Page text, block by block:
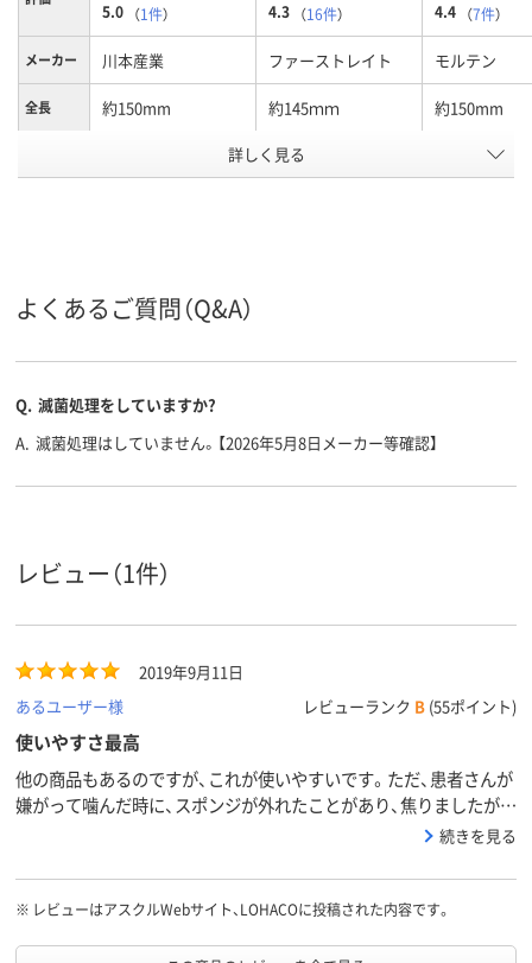
5.0 （1件） 4.3 （16件） 4.4 （7件）
メーカー 川本産業 ファーストレイト モルテン
全長 約150mm 約145ｍｍ 約150mm
プラスチック軸
詳しく見る
よくあるご質問（Q&A）
Q. 滅菌処理をしていますか?
A. 滅菌処理はしていません。【2026年5月8日メーカー等確認】
レビュー（1件）
2019年9月11日
あるユーザー様
レビューランク B (55ポイント)
使いやすさ最高
他の商品もあるのですが、これが使いやすいです。ただ、患者さんが
嫌がって噛んだ時に、スポンジが外れたことがあり、焦りましたが、
仕方がない事かと思います。想定外でしょうか。でも、気を付けて使
続きを見る
※ レビューはアスクルWebサイト、LOHACOに投稿された内容です。